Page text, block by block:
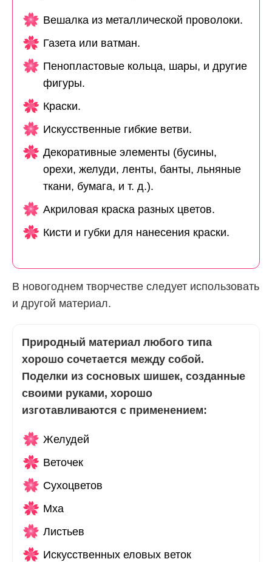
Вешалка из металлической проволоки.
Газета или ватман.
Пенопластовые кольца, шары, и другие
фигуры.
Краски.
Искусственные гибкие ветви.
Декоративные элементы (бусины,
орехи, желуди, ленты, банты, льняные
ткани, бумага, и т. д.).
Акриловая краска разных цветов.
Кисти и губки для нанесения краски.
В новогоднем творчестве следует использовать
и другой материал.
Природный материал любого типа
хорошо сочетается между собой.
Поделки из сосновых шишек, созданные
своими руками, хорошо
изготавливаются с применением:
Желудей
Веточек
Сухоцветов
Мха
Листьев
Искусственных еловых веток